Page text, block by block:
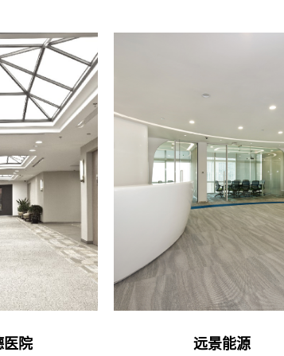
医院 远景能源